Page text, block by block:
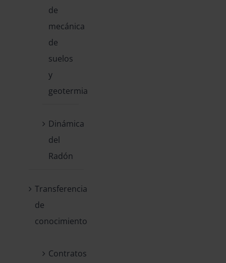
de
mecánica
de
suelos
y
geotermia
Dinámica
del
Radón
Transferencia
de
conocimiento
Contratos